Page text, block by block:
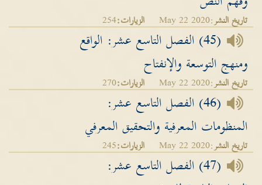
تاريخ النشر:May 22 2020 الزيارات:254
(45) الفصل التاسع عشر: الواقع
ومنهج التوسعة والإنفتاح
تاريخ النشر:May 22 2020 الزيارات:270
(46) الفصل التاسع عشر:
المنظومات المعرفية والتحقيق المعرفي
تاريخ النشر:May 22 2020 الزيارات:245
(47) الفصل التاسع عشر: